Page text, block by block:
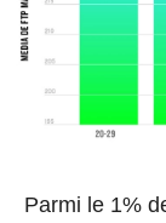
Parmi le 1%